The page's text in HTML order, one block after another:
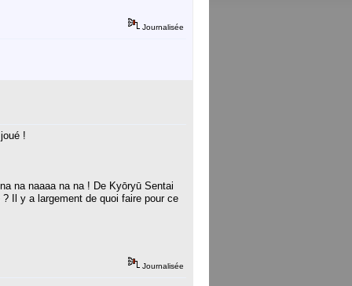
Journalisée
!
na naaaa na na ! De Kyōryū Sentai
Il y a largement de quoi faire pour ce
Journalisée